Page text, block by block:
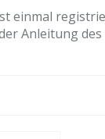
einmal
Anleitung des